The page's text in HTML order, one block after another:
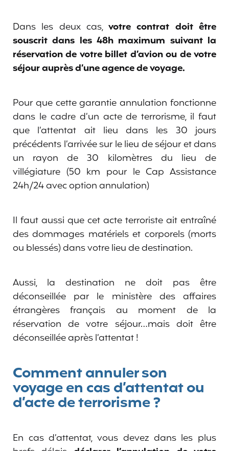
Dans les deux cas,votre contrat doit être
souscrit dans les 48h maximum suivant la
réservation de votre billet d’avion ou de votre
séjour auprès d’une agence de voyage.
Pour que cette garantie annulation fonctionne
dans le cadre d’un acte de terrorisme, il faut
que l’attentat ait lieu dans les 30 jours
précédents l’arrivée sur le lieu de séjour et dans
un rayon de 30 kilomètres du lieu de
villégiature (50 km pour le Cap Assistance
24h/24 avec option annulation)
Il faut aussi que cet acte terroriste ait entraîné
des dommages matériels et corporels (morts
ou blessés) dans votre lieu de destination.
Aussi, la destination ne doit pas être
déconseillée par le ministère des affaires
étrangères français au moment de la
réservation de votre séjour…mais doit être
déconseillée après l’attentat !
Comment annuler son
voyage en cas d’attentat ou
d’acte de terrorisme ?
En cas d’attentat, vous devez dans les plus